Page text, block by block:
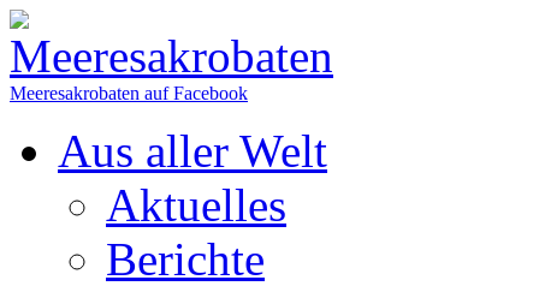
Meeresakrobaten auf Facebook
Aus aller Welt
Aktuelles
Berichte